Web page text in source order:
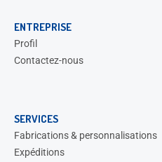
ENTREPRISE
Profil
Contactez-nous
SERVICES
Fabrications & personnalisations
Expéditions